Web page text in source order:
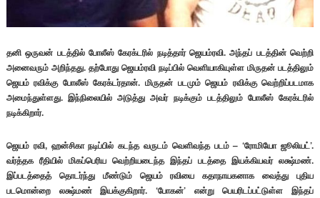
தனி ஒருவன் படத்தில் போலீஸ் கேரக்டரில் நடித்தார் ஜெயம்ரவி. அந்தப் படத்தின் வெற்றி
அனைவரும் அறிந்தது. தற்போது ஜெயம்ரவி நடிப்பில் வெளியாகியுள்ள மிருதன் படத்திலும்
ஜெயம் ரவிக்கு போலீஸ் கேரக்டர்தான். மிருதன் படமும் ஜெயம் ரவிக்கு வெற்றிப்படமாக
அமைந்துள்ளது. இந்நிலையில் அடுத்து அவர் நடிக்கும் படத்திலும் போலீஸ் கேரக்டரில்
நடிக்கிறார்.
ஜெயம் ரவி, ஹன்சிகா நடிப்பில் கடந்த வருடம் வெளிவந்த படம் – ‘ரோமியோ ஜூலியட்’.
வர்த்தக ரீதியில் மிகப்பெரிய வெற்றியடைந்த இந்தப் படத்தை இயக்கியவர் லக்ஷ்மண்.
இப்படத்தைத் தொடர்ந்து மீண்டும் ஜெயம் ரவியை கதாநாயகனாக வைத்து புதிய
படமொன்றை லக்ஷ்மண் இயக்குகிறார். ‘போகன்’ என்று பெயரிடப்பட்டுள்ள இந்தப்